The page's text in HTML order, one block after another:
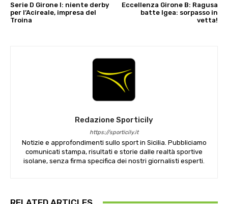
Serie D Girone I: niente derby
per l’Acireale, impresa del
Troina
Eccellenza Girone B: Ragusa
batte Igea: sorpasso in
vetta!
Redazione Sporticily
https://sporticily.it
Notizie e approfondimenti sullo sport in Sicilia. Pubbliciamo
comunicati stampa, risultati e storie dalle realtà sportive
isolane, senza firma specifica dei nostri giornalisti esperti.